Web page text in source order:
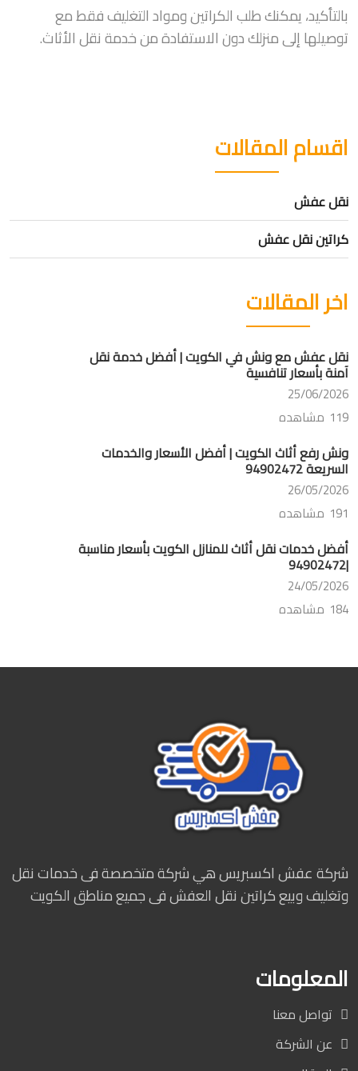
اقسام المقالات
نقل عفش
كراتين نقل عفش
اخر المقالات
نقل عفش مع ونش في الكويت | أفضل خدمة نقل
آمنة بأسعار تنافسية
25/06/2026
119 مشاهده
ونش رفع أثاث الكويت | أفضل الأسعار والخدمات
السريعة 94902472
26/05/2026
191 مشاهده
أفضل خدمات نقل أثاث للمنازل الكويت بأسعار مناسبة
|94902472
24/05/2026
184 مشاهده
بالتأكيد، يمكنك طلب الكراتين ومواد التغليف فقط مع
توصيلها إلى منزلك دون الاستفادة من خدمة نقل الأثاث.
شركة عفش اكسبريس هي شركة متخصصة فى خدمات نقل
وتغليف وبيع كراتين نقل العفش فى جميع مناطق الكويت
المعلومات
تواصل معنا
عن الشركة